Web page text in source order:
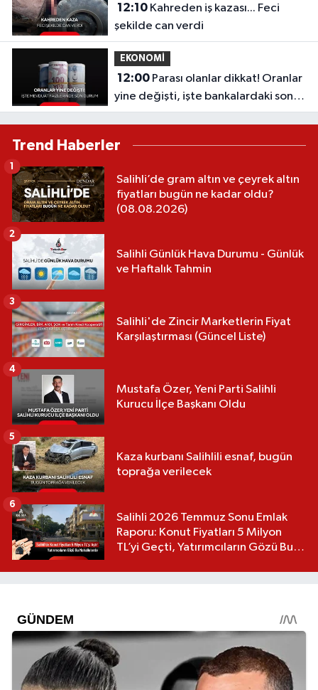
12:10Kahreden iş kazası... Feci
şekilde can verdi
EKONOMİ
12:00Parası olanlar dikkat! Oranlar
yine değişti, işte bankalardaki son
durum
Trend Haberler
Salihli’de gram altın ve çeyrek altın
fiyatları bugün ne kadar oldu?
(08.08.2026)
1
Salihli Günlük Hava Durumu - Günlük
ve Haftalık Tahmin
2
Salihli'de Zincir Marketlerin Fiyat
Karşılaştırması (Güncel Liste)
3
Mustafa Özer, Yeni Parti Salihli
Kurucu İlçe Başkanı Oldu
4
Kaza kurbanı Salihlili esnaf, bugün
toprağa verilecek
5
Salihli 2026 Temmuz Sonu Emlak
Raporu: Konut Fiyatları 5 Milyon
TL’yi Geçti, Yatırımcıların Gözü Bu
6